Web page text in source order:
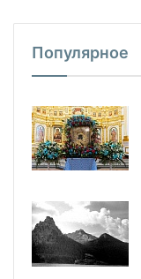
Популярное